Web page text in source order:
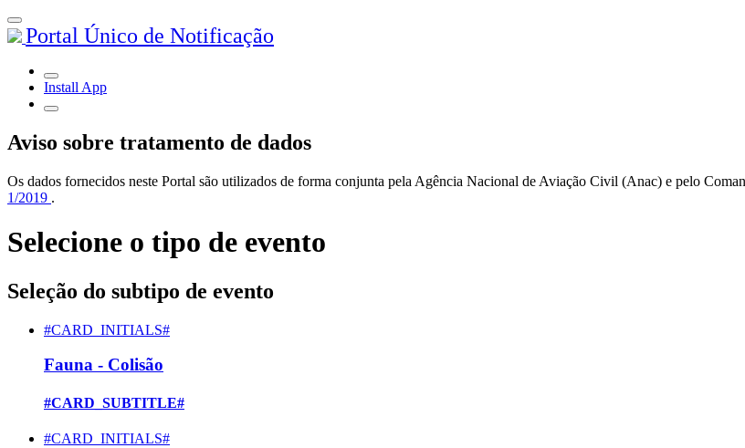
Portal Único de Notificação
Install App
Aviso sobre tratamento de dados
Os dados fornecidos neste Portal são utilizados de forma conjunta pela Agência Nacional de Aviação Civil (Anac) e pelo
1/2019 .
Selecione o tipo de evento
Seleção do subtipo de evento
#CARD_INITIALS#
Fauna - Colisão
#CARD_SUBTITLE#
#CARD_INITIALS#